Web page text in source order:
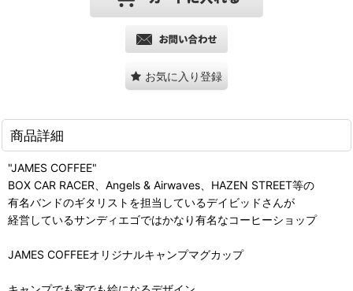
お気に入り登録
商品詳細
"JAMES COFFEE"
BOX CAR RACER、Angels & Airwaves、HAZEN STREET等の
有名バンドのギタリストを担当しているデイビッドさんが
経営しているサンディエゴではかなり有名なコーヒーショップ
JAMES COFFEEオリジナルキャンプマグカップ